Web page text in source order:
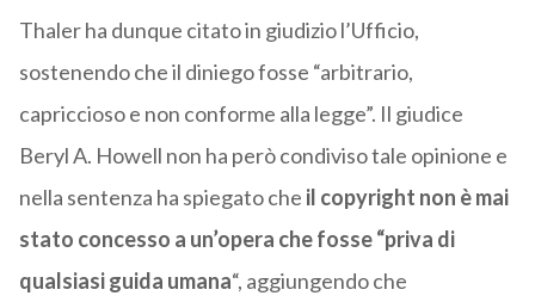
Thaler ha dunque citato in giudizio l’Ufficio,
sostenendo che il diniego fosse “arbitrario,
capriccioso e non conforme alla legge”. Il giudice
Beryl A. Howell non ha però condiviso tale opinione e
nella sentenza ha spiegato che il copyright non è mai
stato concesso a un’opera che fosse “priva di
qualsiasi guida umana“, aggiungendo che